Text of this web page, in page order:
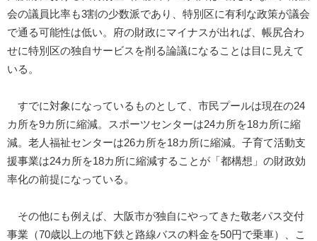
会の議員比率も3割の少数派であり、特別区に有利な政策が議会
で通る可能性は低い。府の財政にマイナスが出れば、帳尻合わ
せに特別区の独自サービスを削る論議になることは目に見えて
いる。
すでに対象になっているものとして、市民プールは現在の24
カ所を9カ所に縮減。スポーツセンターは24カ所を18カ所に縮
減。老人福祉センターは26カ所を18カ所に縮減。子育て活動支
援事業は24カ所を18カ所に縮減することが「都構想」の財政効
率化の前提になっている。
その他にも例えば、大阪市が独自にやってきた敬老パス交付
事業（70歳以上の地下鉄と路線バスの料金を50円で乗車）、こ